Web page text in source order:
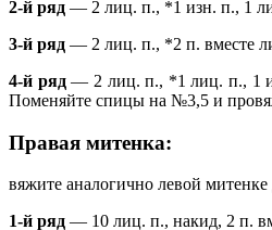
2-й ряд — 2 лиц. п., *1 изн. п., 1
3-й ряд — 2 лиц. п., *2 п. вместе
4-й ряд— 2 лиц. п., *1 лиц. п., 1
Поменяйте спицы на №3,5 и
Правая митенка:
вяжите аналогично левой
1-й ряд — 10 лиц. п., накид, 2 п.